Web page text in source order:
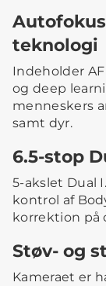
teknologi
Indeholder
og deep
menneskers
samt dyr.
6.5-stop
5-akslet Dual
kontrol af
korrektion på
Støv- og
Kameraet er